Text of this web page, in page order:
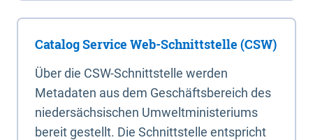
Catalog Service Web-Schnittstelle (CSW)
Über die CSW-Schnittstelle werden
Metadaten aus dem Geschäftsbereich des
niedersächsischen Umweltministeriums
bereit gestellt. Die Schnittstelle entspricht